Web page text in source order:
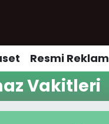
Resmi Reklam
Vakitleri